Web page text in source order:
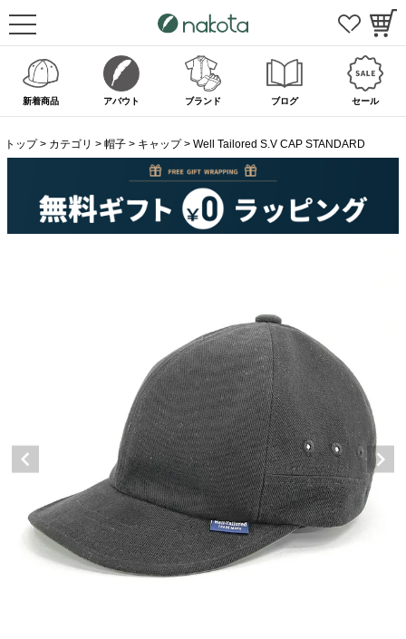
新着商品 アバウト ブランド ブログ セール
トップ カテゴリ 帽子 キャップ Well Tailored S.V CAP STANDARD